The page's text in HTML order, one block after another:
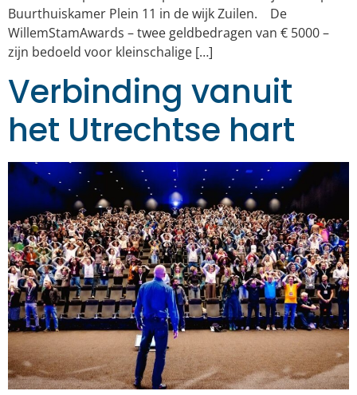
Buurthuiskamer Plein 11 in de wijk Zuilen. De
WillemStamAwards – twee geldbedragen van € 5000 –
zijn bedoeld voor kleinschalige […]
Verbinding vanuit
het Utrechtse hart